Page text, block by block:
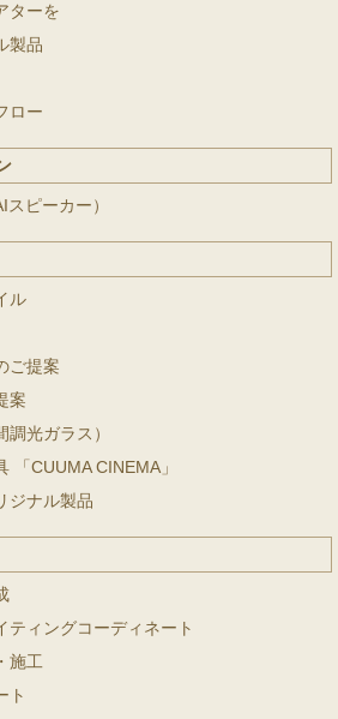
ターを
製品
ロー
ピーカー）
ル
ご提案
案
光ガラス）
「CUUMA CINEMA」
ジナル製品
ティングコーディネート
施工
ト